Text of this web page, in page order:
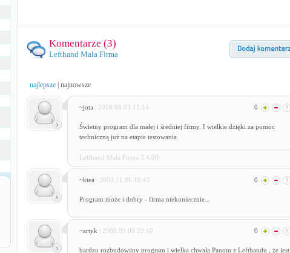
Komentarze (3)
Lefthand Mała Firma
najlepsze| najnowsze
~jota | 2016.08.03 11:14 0
Świetny program dla małej i średniej firmy. I wielkie dzięki za pomoc
techniczną już na etapie testowania.
Lefthand Mała Firma 3.4.00
~ktea | 2008.11.06 10:45 0
Program może i dobry - firma niekoniecznie...
~artyk | 2008.09.09 22:10 0
bardzo rozbudowany program i wielka chwała Panom z Lefthandu , że jest